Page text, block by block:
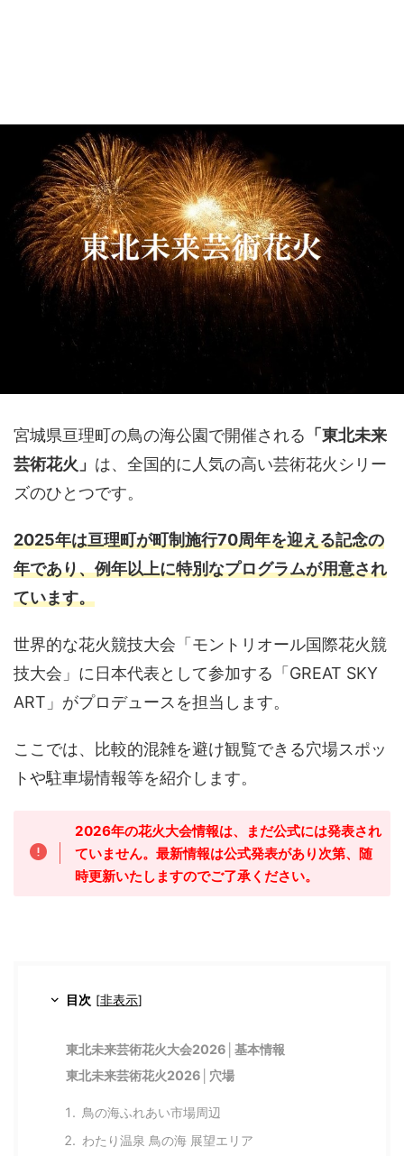
宮城県亘理町の鳥の海公園で開催される 「東北未来
芸術花火」 は、全国的に人気の高い芸術花火シリー
ズのひとつです。
2025年は亘理町が町制施行70周年を迎える記念の
年であり、例年以上に特別なプログラムが用意され
ています。
世界的な花火競技大会「モントリオール国際花火競
技大会」に日本代表として参加する「GREAT SKY
ART」がプロデュースを担当します。
ここでは、比較的混雑を避け観覧できる穴場スポッ
トや駐車場情報等を紹介します。
2026年の花火大会情報は、まだ公式には発表され
ていません。最新情報は公式発表があり次第、随
時更新いたしますのでご了承ください。
目次 [非表示]
東北未来芸術花火大会2026│基本情報
東北未来芸術花火2026│穴場
鳥の海ふれあい市場周辺
わたり温泉 鳥の海 展望エリア